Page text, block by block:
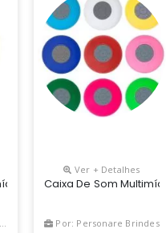
Com Bluetooth E
Ver + Detalhes
Caixa De Som
Por: Personare Brindes